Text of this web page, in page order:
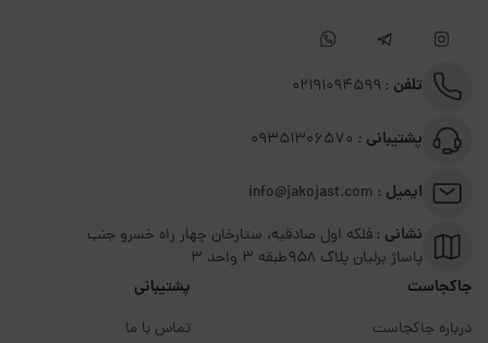
تلفن : 02191094599
پشتیبانی :
ایمیل :
نشانی :فلکه اول صادقیه، ستارخان چهار راه خسرو جنب
پاساژ برلیان پلاک ۹۵۸طبقه 3 واحد 3
جاکجاست
درباره جاکجاست
پشتیبانی
تماس با ما